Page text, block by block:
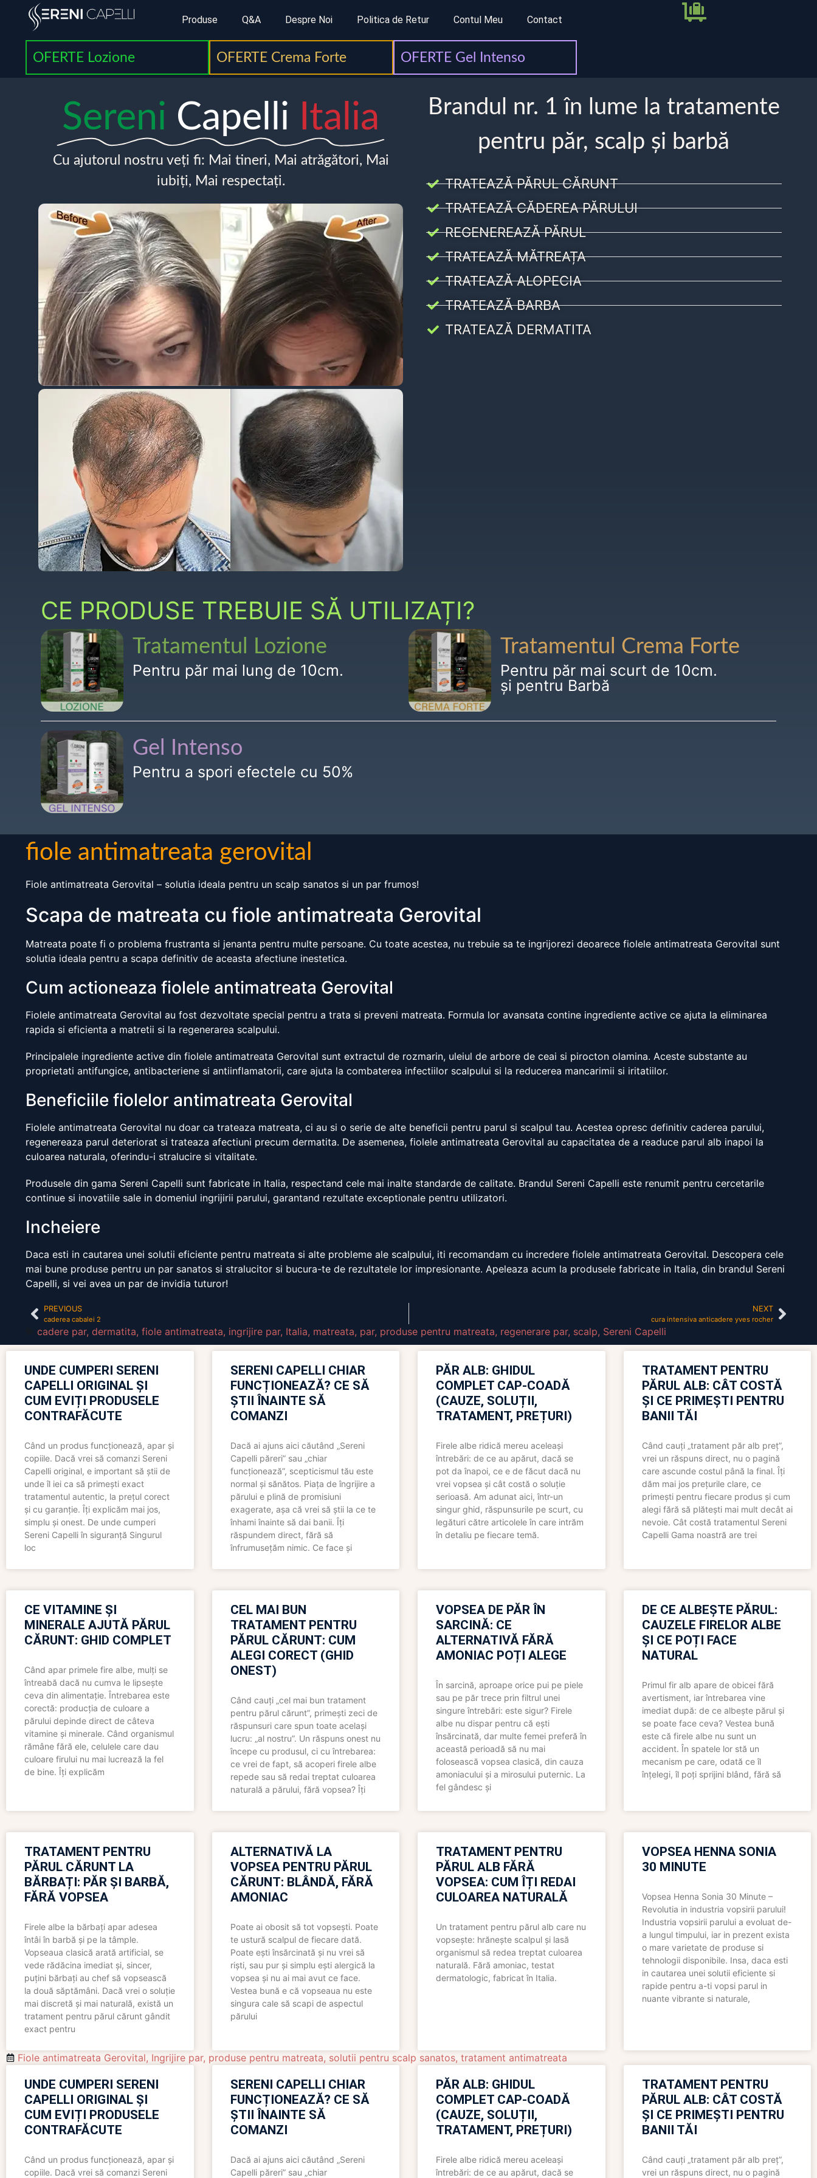
Produse Q&A Despre Noi Politica de Retur Contul Meu Contact
OFERTE Lozione OFERTE Crema Forte OFERTE Gel Intenso
Sereni Capelli Italia
Cu ajutorul nostru veți fi: Mai tineri, Mai atrăgători, Mai
iubiți, Mai respectați.
Brandul nr. 1 în lume la tratamente
pentru păr, scalp și barbă
TRATEAZĂ PĂRUL CĂRUNT
TRATEAZĂ CĂDEREA PĂRULUI
REGENEREAZĂ PĂRUL
TRATEAZĂ MĂTREAȚA
TRATEAZĂ ALOPECIA
TRATEAZĂ BARBA
TRATEAZĂ DERMATITA
CE PRODUSE TREBUIE SĂ UTILIZAȚI?
Tratamentul Lozione
Pentru păr mai lung de 10cm.
Tratamentul Crema Forte
Pentru păr mai scurt de 10cm.
și pentru Barbă
Gel Intenso
Pentru a spori efectele cu 50%
fiole antimatreata gerovital
Fiole antimatreata Gerovital – solutia ideala pentru un scalp sanatos si un par frumos!
Scapa de matreata cu fiole antimatreata Gerovital
Matreata poate fi o problema frustranta si jenanta pentru multe persoane. Cu toate acestea, nu trebuie sa te ingrijorezi deoarece fiolele antimatreata Gerovital sunt
solutia ideala pentru a scapa definitiv de aceasta afectiune inestetica.
Cum actioneaza fiolele antimatreata Gerovital
Fiolele antimatreata Gerovital au fost dezvoltate special pentru a trata si preveni matreata. Formula lor avansata contine ingrediente active ce ajuta la eliminarea
rapida si eficienta a matretii si la regenerarea scalpului.
Principalele ingrediente active din fiolele antimatreata Gerovital sunt extractul de rozmarin, uleiul de arbore de ceai si pirocton olamina. Aceste substante au
proprietati antifungice, antibacteriene si antiinflamatorii, care ajuta la combaterea infectiilor scalpului si la reducerea mancarimii si iritatiilor.
Beneficiile fiolelor antimatreata Gerovital
Fiolele antimatreata Gerovital nu doar ca trateaza matreata, ci au si o serie de alte beneficii pentru parul si scalpul tau. Acestea opresc definitiv caderea parului,
regenereaza parul deteriorat si trateaza afectiuni precum dermatita. De asemenea, fiolele antimatreata Gerovital au capacitatea de a readuce parul alb inapoi la
culoarea naturala, oferindu-i stralucire si vitalitate.
Produsele din gama Sereni Capelli sunt fabricate in Italia, respectand cele mai inalte standarde de calitate. Brandul Sereni Capelli este renumit pentru cercetarile
continue si inovatiile sale in domeniul ingrijirii parului, garantand rezultate exceptionale pentru utilizatori.
Incheiere
Daca esti in cautarea unei solutii eficiente pentru matreata si alte probleme ale scalpului, iti recomandam cu incredere fiolele antimatreata Gerovital. Descopera cele
mai bune produse pentru un par sanatos si stralucitor si bucura-te de rezultatele lor impresionante. Apeleaza acum la produsele fabricate in Italia, din brandul Sereni
Capelli, si vei avea un par de invidia tuturor!
PREVIOUS
caderea cabalei 2
NEXT
cura intensiva anticadere yves rocher
cadere par, dermatita, fiole antimatreata, ingrijire par, Italia, matreata, par, produse pentru matreata, regenerare par, scalp, Sereni Capelli
UNDE CUMPERI SERENI
CAPELLI ORIGINAL ȘI
CUM EVIȚI PRODUSELE
CONTRAFĂCUTE
Când un produs funcționează, apar și
copiile. Dacă vrei să comanzi Sereni
Capelli original, e important să știi de
unde îl iei ca să primești exact
tratamentul autentic, la prețul corect
și cu garanție. Îți explicăm mai jos,
simplu și onest. De unde cumperi
Sereni Capelli în siguranță Singurul
loc
SERENI CAPELLI CHIAR
FUNCȚIONEAZĂ? CE SĂ
ȘTII ÎNAINTE SĂ
COMANZI
Dacă ai ajuns aici căutând „Sereni
Capelli păreri” sau „chiar
funcționează”, scepticismul tău este
normal și sănătos. Piața de îngrijire a
părului e plină de promisiuni
exagerate, așa că vrei să știi la ce te
înhami înainte să dai banii. Îți
răspundem direct, fără să
înfrumusețăm nimic. Ce face și
PĂR ALB: GHIDUL
COMPLET CAP-COADĂ
(CAUZE, SOLUȚII,
TRATAMENT, PREȚURI)
Firele albe ridică mereu aceleași
întrebări: de ce au apărut, dacă se
pot da înapoi, ce e de făcut dacă nu
vrei vopsea și cât costă o soluție
serioasă. Am adunat aici, într-un
singur ghid, răspunsurile pe scurt, cu
legături către articolele în care intrăm
în detaliu pe fiecare temă.
TRATAMENT PENTRU
PĂRUL ALB: CÂT COSTĂ
ȘI CE PRIMEȘTI PENTRU
BANII TĂI
Când cauți „tratament păr alb preț”,
vrei un răspuns direct, nu o pagină
care ascunde costul până la final. Îți
dăm mai jos prețurile clare, ce
primești pentru fiecare produs și cum
alegi fără să plătești mai mult decât ai
nevoie. Cât costă tratamentul Sereni
Capelli Gama noastră are trei
CE VITAMINE ȘI
MINERALE AJUTĂ PĂRUL
CĂRUNT: GHID COMPLET
Când apar primele fire albe, mulți se
întreabă dacă nu cumva le lipsește
ceva din alimentație. Întrebarea este
corectă: producția de culoare a
părului depinde direct de câteva
vitamine și minerale. Când organismul
rămâne fără ele, celulele care dau
culoare firului nu mai lucrează la fel
de bine. Îți explicăm
CEL MAI BUN
TRATAMENT PENTRU
PĂRUL CĂRUNT: CUM
ALEGI CORECT (GHID
ONEST)
Când cauți „cel mai bun tratament
pentru părul cărunt”, primești zeci de
răspunsuri care spun toate același
lucru: „al nostru”. Un răspuns onest nu
începe cu produsul, ci cu întrebarea:
ce vrei de fapt, să acoperi firele albe
repede sau să redai treptat culoarea
naturală a părului, fără vopsea? Îți
VOPSEA DE PĂR ÎN
SARCINĂ: CE
ALTERNATIVĂ FĂRĂ
AMONIAC POȚI ALEGE
În sarcină, aproape orice pui pe piele
sau pe păr trece prin filtrul unei
singure întrebări: este sigur? Firele
albe nu dispar pentru că ești
însărcinată, dar multe femei preferă în
această perioadă să nu mai
folosească vopsea clasică, din cauza
amoniacului și a mirosului puternic. La
fel gândesc și
DE CE ALBEȘTE PĂRUL:
CAUZELE FIRELOR ALBE
ȘI CE POȚI FACE
NATURAL
Primul fir alb apare de obicei fără
avertisment, iar întrebarea vine
imediat după: de ce albește părul și
se poate face ceva? Vestea bună
este că firele albe nu sunt un
accident. În spatele lor stă un
mecanism pe care, odată ce îl
înțelegi, îl poți sprijini blând, fără să
TRATAMENT PENTRU
PĂRUL CĂRUNT LA
BĂRBAȚI: PĂR ȘI BARBĂ,
FĂRĂ VOPSEA
Firele albe la bărbați apar adesea
întâi în barbă și pe la tâmple.
Vopseaua clasică arată artificial, se
vede rădăcina imediat și, sincer,
puțini bărbați au chef să vopsească
la două săptămâni. Dacă vrei o soluție
mai discretă și mai naturală, există un
tratament pentru părul cărunt gândit
exact pentru
ALTERNATIVĂ LA
VOPSEA PENTRU PĂRUL
CĂRUNT: BLÂNDĂ, FĂRĂ
AMONIAC
Poate ai obosit să tot vopsești. Poate
te ustură scalpul de fiecare dată.
Poate ești însărcinată și nu vrei să
riști, sau pur și simplu ești alergică la
vopsea și nu ai mai avut ce face.
Vestea bună e că vopseaua nu este
singura cale să scapi de aspectul
părului
TRATAMENT PENTRU
PĂRUL ALB FĂRĂ
VOPSEA: CUM ÎȚI REDAI
CULOAREA NATURALĂ
Un tratament pentru părul alb care nu
vopsește: hrănește scalpul și lasă
organismul să redea treptat culoarea
naturală. Fără amoniac, testat
dermatologic, fabricat în Italia.
VOPSEA HENNA SONIA
30 MINUTE
Vopsea Henna Sonia 30 Minute –
Revolutia in industria vopsirii parului!
Industria vopsirii parului a evoluat de-
a lungul timpului, iar in prezent exista
o mare varietate de produse si
tehnologii disponibile. Insa, daca esti
in cautarea unei solutii eficiente si
rapide pentru a-ti vopsi parul in
nuante vibrante si naturale,
Fiole antimatreata Gerovital, Ingrijire par, produse pentru matreata, solutii pentru scalp sanatos, tratament antimatreata
UNDE CUMPERI SERENI
CAPELLI ORIGINAL ȘI
CUM EVIȚI PRODUSELE
CONTRAFĂCUTE
Când un produs funcționează, apar și
copiile. Dacă vrei să comanzi Sereni
SERENI CAPELLI CHIAR
FUNCȚIONEAZĂ? CE SĂ
ȘTII ÎNAINTE SĂ
COMANZI
Dacă ai ajuns aici căutând „Sereni
Capelli păreri” sau „chiar
PĂR ALB: GHIDUL
COMPLET CAP-COADĂ
(CAUZE, SOLUȚII,
TRATAMENT, PREȚURI)
Firele albe ridică mereu aceleași
întrebări: de ce au apărut, dacă se
TRATAMENT PENTRU
PĂRUL ALB: CÂT COSTĂ
ȘI CE PRIMEȘTI PENTRU
BANII TĂI
Când cauți „tratament păr alb preț”,
vrei un răspuns direct, nu o pagină